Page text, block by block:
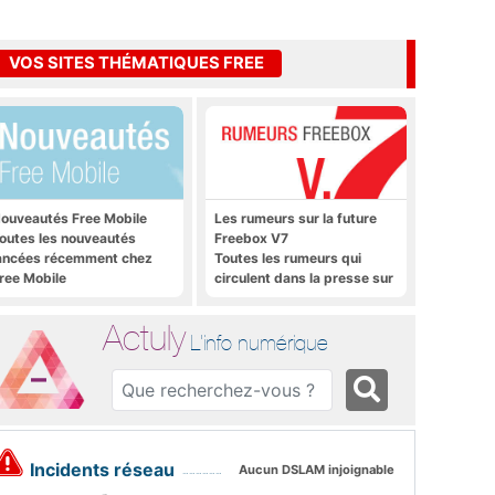
VOS SITES THÉMATIQUES FREE
Free Mobile
les nouveautés
récemment chez
Mobile
Les rumeurs sur la future
Freebox V7
Toutes les rumeurs qui
circulent dans la presse sur
Actuly L'info numérique
Incidents réseau Aucun DSLAM injoignable